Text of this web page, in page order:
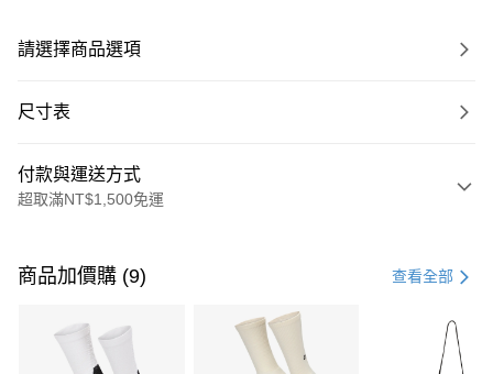
請選擇商品選項
尺寸表
付款與運送方式
超取滿NT$1,500免運
信用卡一次付款
3 期 0 利率 每期 21家銀行
商品加價購 (9) 查看全部